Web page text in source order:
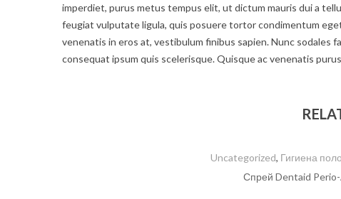
imperdiet, purus metus tempus elit, ut dictum mauris dui a
feugiat vulputate ligula, quis posuere tortor condimentum
venenatis in eros at, vestibulum finibus sapien. Nunc
consequat ipsum quis scelerisque. Quisque ac venenatis
Uncategorized, Гигиена
Спрей Dentaid